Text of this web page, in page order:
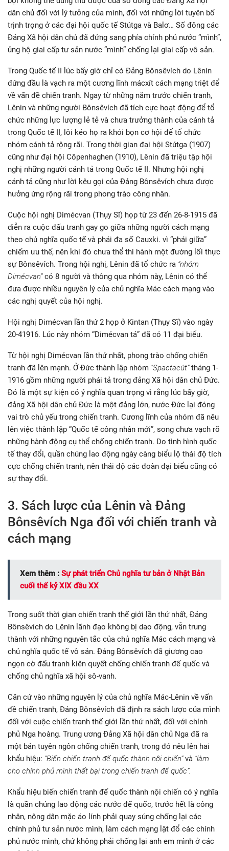
dân chủ đối với lý tưởng của mình, đối với những lời tuyên bố
trịnh trọng ở các đại hội quốc tế Stútga và Balơ… Số đông các
Đảng Xã hội dân chủ đã đứng sang phía chính phủ nước “mình”,
ủng hộ giai cấp tư sản nước “mình” chống lại giai cấp vô sản.
Trong Quốc tế II lúc bấy giờ chỉ có Đảng Bônsêvích do Lênin
đứng đầu là vạch ra một cương lĩnh mácxít cách mạng triệt để
về vấn đề chiến tranh. Ngay từ những năm trước chiến tranh,
Lênin và những người Bônsêvích đã tích cực hoạt động để tổ
chức những lực lượng lẻ tẻ và chưa trưởng thành của cánh tả
trong Quốc tế II, lôi kéo họ ra khỏi bọn cơ hội để tổ chức
nhóm cánh tả rộng rãi. Trong thời gian đại hội Stútga (1907)
cũng như đại hội Côpenhaghen (1910), Lênin đã triệu tập hội
nghị những người cánh tả trong Quốc tế II. Nhưng hội nghị
cánh tả cũng như lời kêu gọi của Đảng Bônsêvích chưa được
hưởng ứng rộng rãi trong phong trào công nhân.
Cuộc hội nghị Dimécvan (Thụy Sĩ) họp từ 23 đến 26-8-1915 đã
diễn ra cuộc đấu tranh gay go giữa những người cách mạng
theo chủ nghĩa quốc tế và phái đa số Cauxki. vì “phái giữa”
chiếm ưu thế, nên khi đó chưa thể thi hành một đường lối thực
sự Bônsêvích. Trong hội nghị, Lênin đã tổ chức ra “nhóm
Dimécvan”có 8 người và thông qua nhóm này, Lênin có thể
đưa được nhiều nguyên lý của chủ nghĩa Mác cách mạng vào
các nghị quyết của hội nghị.
Hội nghị Dimécvan lần thứ 2 họp ở Kintan (Thụy Sĩ) vào ngày
20-41916. Lúc này nhóm “Dimécvan tả” đã có 11 đại biểu.
Từ hội nghị Dimécvan lần thứ nhất, phong trào chống chiến
tranh đã lên mạnh. Ở Đức thành lập nhóm “Spactacút”tháng 1-
1916 gồm những người phái tả trong đảng Xã hội dân chủ Đức.
Đó là một sự kiện có ý nghĩa quan trọng vì rằng lúc bấy giờ,
đảng Xã hội dân chủ Đức là một đảng lớn, nước Đức lại đóng
vai trò chủ yếu trong chiến tranh. Cương lĩnh của nhóm đã nêu
lên việc thành lập “Quốc tế công nhân mới”, song chưa vạch rõ
những hành động cụ thể chống chiến tranh. Do tình hình quốc
tế thay đổi, quần chúng lao động ngày càng biểu lộ thái độ tích
cực chống chiến tranh, nên thái độ các đoàn đại biểu cũng có
sự thay đổi.
3. Sách lược của Lênin và Đảng
Bônsêvích Nga đối với chiến tranh và
cách mạng
Xem thêm : Sự phát triển Chủ nghĩa tư bản ở Nhật Bản
cuối thế kỷ XIX đầu XX
Trong suốt thời gian chiến tranh thế giới lần thứ nhất, Đảng
Bônsêvích do Lênin lãnh đạo không bị dao động, vẫn trung
thành với những nguyên tắc của chủ nghĩa Mác cách mạng và
chủ nghĩa quốc tế vô sản. Đảng Bônsêvích đã giương cao
ngọn cờ đấu tranh kiên quyết chống chiến tranh đế quốc và
chống chủ nghĩa xã hội sô-vanh.
Căn cứ vào những nguyên lý của chủ nghĩa Mác-Lênin về vấn
đề chiến tranh, Đảng Bônsêvích đã định ra sách lược của mình
đối với cuộc chiến tranh thế giới lần thứ nhất, đối với chính
phủ Nga hoàng. Trung ương Đảng Xã hội dân chủ Nga đã ra
một bản tuyên ngôn chống chiến tranh, trong đó nêu lên hai
khẩu hiệu: “Biến chiến tranh đế quốc thành nội chiến”và “làm
cho chính phủ mình thất bại trong chiến tranh đế quốc”.
Khẩu hiệu biến chiến tranh đế quốc thành nội chiến có ý nghĩa
là quần chúng lao động các nước đế quốc, trước hết là công
nhân, nông dân mặc áo lính phải quay súng chống lại các
chính phủ tư sản nước mình, làm cách mạng lật đổ các chính
phủ nước mình, chứ không phải chống lại anh em mình ở các